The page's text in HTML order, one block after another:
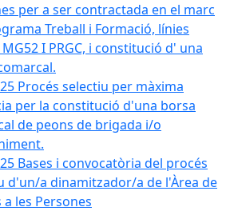
per a ser contractada en el marc
Treball i Formació, línies
MG52 I PRGC, i constitució d' una
Procés selectiu per màxima
per la constitució d'una borsa
de peons de brigada i/o
Bases i convocatòria del procés
d'un/a dinamitzador/a de l'Àrea de
a les Persones